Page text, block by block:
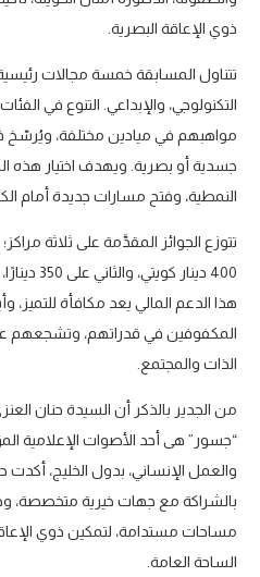
ذوي الإعاقة البصرية.
تتناول المسابقة خمسة مجالات رئيسية:
التكنولوجي، والإبداعي. التنوع في
مواهبهم في ميادين مختلفة، ويُرسّخ
جسدية أو بصرية. ويهدف اختيار هذه
النمطية، وفتح مسارات جديدة أمام
تتوزع الجوائز المقدَّمة على ثلاثة
هذا الدعم المالي يعد مكافأة للتميز،
المكفوفين في قدراتهم، وتشجعهم
الذات والمجتمع.
من الجدير بالذكر أن السيدة حنان
“جسور” هى أحد الأصوات الإعلامية
والعمل الإنساني، بدول الخليج،
بالشراكة مع جهات خيرية متخصصة،
مساحات مستدامة، لتمكين ذوي
الساحة العامة.